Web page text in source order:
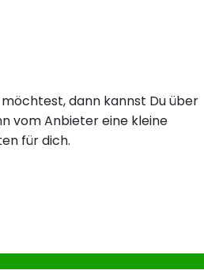
dann kannst Du über
vom Anbieter eine kleine
für dich.